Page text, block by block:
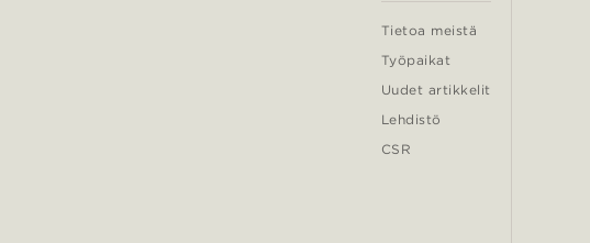
Tietoa meistä
Työpaikat
Uudet artikkelit
Lehdistö
CSR